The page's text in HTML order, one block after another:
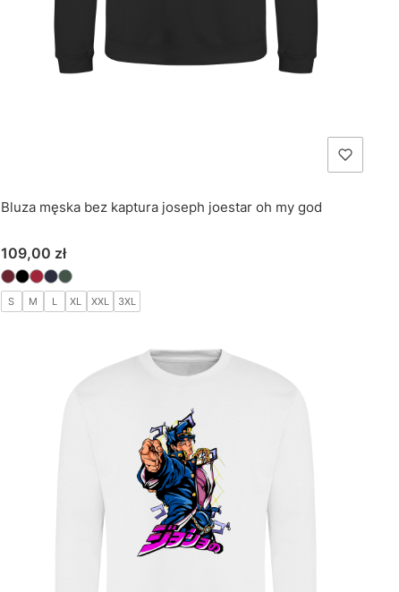
Bluza męska bez kaptura joseph joestar oh my god
Cena
109,00 zł
S M L XL XXL 3XL